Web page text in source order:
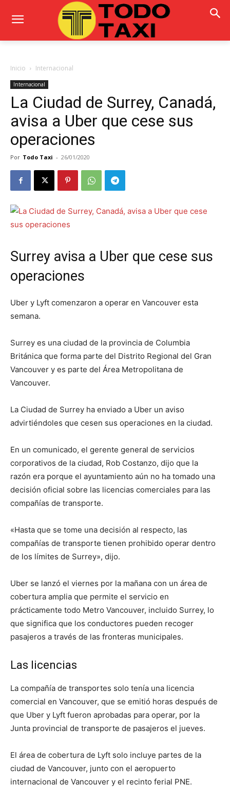
Inicio Internacional
Internacional
La Ciudad de Surrey, Canadá,
avisa a Uber que cese sus
operaciones
Por Todo Taxi - 26/01/2020
Surrey avisa a Uber que cese sus
operaciones
Uber y Lyft comenzaron a operar en Vancouver esta
semana.
Surrey es una ciudad de la provincia de Columbia
Británica que forma parte del Distrito Regional del Gran
Vancouver y es parte del Área Metropolitana de
Vancouver.
La Ciudad de Surrey ha enviado a Uber un aviso
advirtiéndoles que cesen sus operaciones en la ciudad.
En un comunicado, el gerente general de servicios
corporativos de la ciudad, Rob Costanzo, dijo que la
razón era porque el ayuntamiento aún no ha tomado una
decisión oficial sobre las licencias comerciales para las
compañías de transporte.
«Hasta que se tome una decisión al respecto, las
compañías de transporte tienen prohibido operar dentro
de los límites de Surrey», dijo.
Uber se lanzó el viernes por la mañana con un área de
cobertura amplia que permite el servicio en
prácticamente todo Metro Vancouver, incluido Surrey, lo
que significa que los conductores pueden recoger
pasajeros a través de las fronteras municipales.
Las licencias
La compañía de transportes solo tenía una licencia
comercial en Vancouver, que se emitió horas después de
que Uber y Lyft fueron aprobadas para operar, por la
Junta provincial de transporte de pasajeros el jueves.
El área de cobertura de Lyft solo incluye partes de la
ciudad de Vancouver, junto con el aeropuerto
internacional de Vancouver y el recinto ferial PNE.